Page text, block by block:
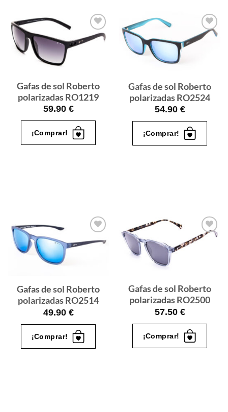
Gafas
de sol
Gafas de sol Roberto
polarizadas RO1219
59.90 €
¡Comprar!
Gafas
Gafas de sol Roberto
polarizadas RO2524
54.90 €
¡Comprar!
Gafas
Gafas de sol Roberto
polarizadas RO2514
49.90 €
¡Comprar!
Gafas
Gafas de sol Roberto
polarizadas RO2500
57.50 €
¡Comprar!